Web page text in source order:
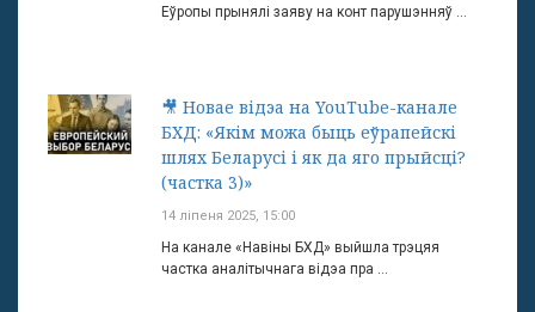
Еўропы прынялі заяву на конт парушэнняў ...
🎥 Новае відэа на YouTube-канале
БХД: «Якім можа быць еўрапейскі
шлях Беларусі і як да яго прыйсці?
(частка 3)»
14 ліпеня 2025, 15:00
На канале «Навіны БХД» выйшла трэцяя
частка аналітычнага відэа пра ...